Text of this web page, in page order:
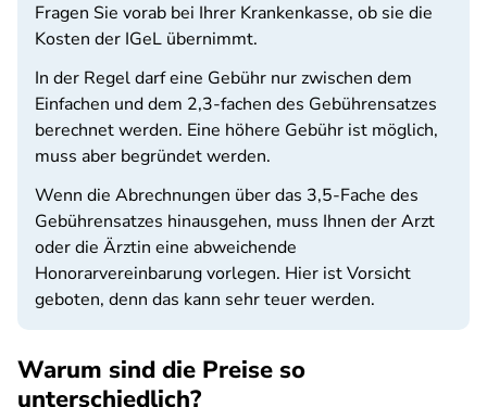
Fragen Sie vorab bei Ihrer Krankenkasse, ob sie die
Kosten der IGeL übernimmt.
In der Regel darf eine Gebühr nur zwischen dem
Einfachen und dem 2,3-fachen des Gebührensatzes
berechnet werden. Eine höhere Gebühr ist möglich,
muss aber begründet werden.
Wenn die Abrechnungen über das 3,5-Fache des
Gebührensatzes hinausgehen, muss Ihnen der Arzt
oder die Ärztin eine abweichende
Honorarvereinbarung vorlegen. Hier ist Vorsicht
geboten, denn das kann sehr teuer werden.
Warum sind die Preise so
unterschiedlich?